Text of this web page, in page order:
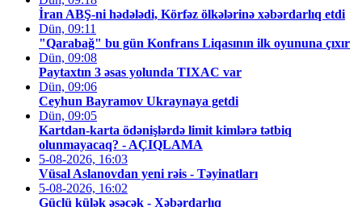
İran ABŞ-ni hədələdi, Körfəz ölkələrinə xəbərdarlıq etdi
Dün, 09:11
"Qarabağ" bu gün Konfrans Liqasının ilk oyununa çıxır
Dün, 09:08
Paytaxtın 3 əsas yolunda TIXAC var
Dün, 09:06
Ceyhun Bayramov Ukraynaya getdi
Dün, 09:05
Kartdan-karta ödənişlərdə limit kimlərə tətbiq
olunmayacaq? - AÇIQLAMA
5-08-2026, 16:03
Vüsal Aslanovdan yeni rəis - Təyinatları
5-08-2026, 16:02
Güclü külək əsəcək - Xəbərdarlıq